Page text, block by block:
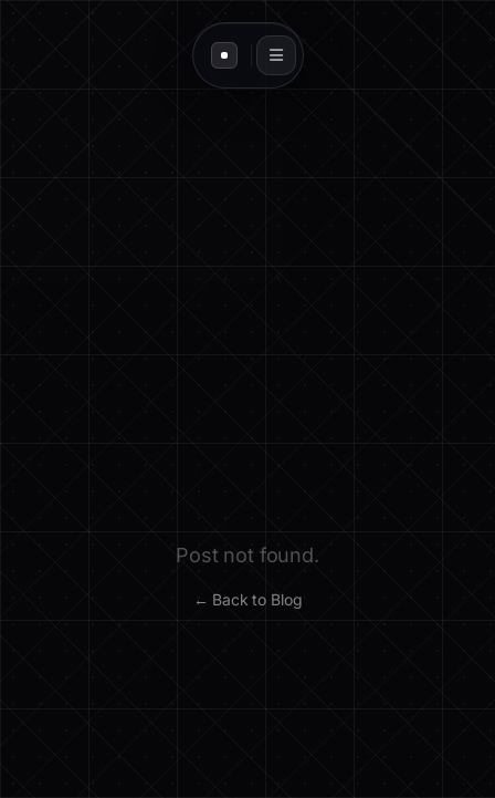
Post not found.
← Back to Blog